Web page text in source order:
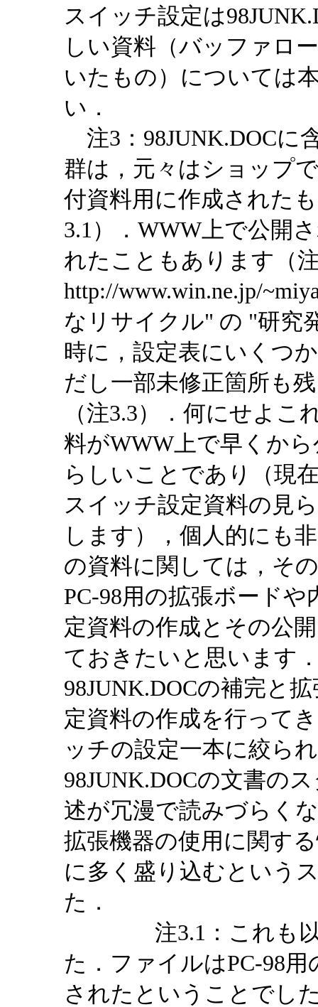
スイッチ設定は
しい資料（バッファロ
いたもの）については
い．
注3：98JUNK.DOCに
群は，元々はショップ
付資料用に作成された
3.1）．WWW上で公開
れたこともあります（
http://www.win.ne.jp/
なリサイクル" の "研究
時に，設定表にいくつ
だし一部未修正箇所も
（注3.3）．何にせよ
料がWWW上で早くか
らしいことであり（現
スイッチ設定資料の見
します），個人的にも
の資料に関しては，そ
PC-98用の拡張ボード
定資料の作成とその公
ておきたいと思います
98JUNK.DOCの補完と
定資料の作成を行って
ッチの設定一本に絞ら
98JUNK.DOCの文書の
述が冗漫で読みづらく
拡張機器の使用に関す
に多く盛り込むという
た．
注3.1：これも以前
た．ファイルはPC-98
されたということでし